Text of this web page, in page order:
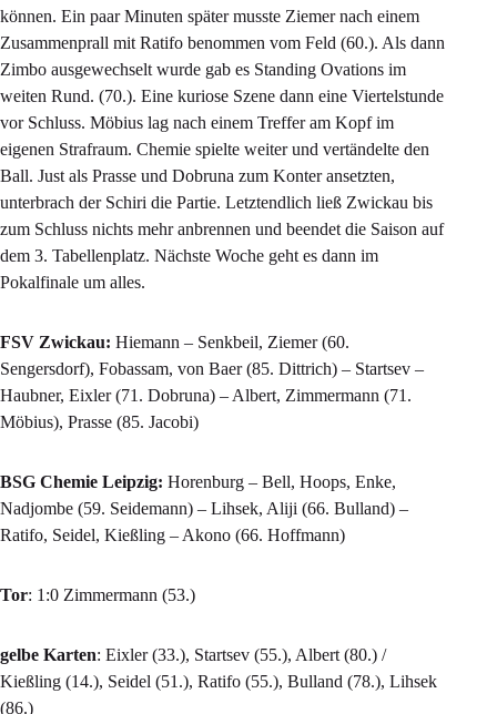
können. Ein paar Minuten später musste Ziemer nach einem
Zusammenprall mit Ratifo benommen vom Feld (60.). Als dann
Zimbo ausgewechselt wurde gab es Standing Ovations im
weiten Rund. (70.). Eine kuriose Szene dann eine Viertelstunde
vor Schluss. Möbius lag nach einem Treffer am Kopf im
eigenen Strafraum. Chemie spielte weiter und vertändelte den
Ball. Just als Prasse und Dobruna zum Konter ansetzten,
unterbrach der Schiri die Partie. Letztendlich ließ Zwickau bis
zum Schluss nichts mehr anbrennen und beendet die Saison auf
dem 3. Tabellenplatz. Nächste Woche geht es dann im
Pokalfinale um alles.
FSV Zwickau: Hiemann – Senkbeil, Ziemer (60.
Sengersdorf), Fobassam, von Baer (85. Dittrich) – Startsev –
Haubner, Eixler (71. Dobruna) – Albert, Zimmermann (71.
Möbius), Prasse (85. Jacobi)
BSG Chemie Leipzig: Horenburg – Bell, Hoops, Enke,
Nadjombe (59. Seidemann) – Lihsek, Aliji (66. Bulland) –
Ratifo, Seidel, Kießling – Akono (66. Hoffmann)
Tor: 1:0 Zimmermann (53.)
gelbe Karten: Eixler (33.), Startsev (55.), Albert (80.) /
Kießling (14.), Seidel (51.), Ratifo (55.), Bulland (78.), Lihsek
(86.)